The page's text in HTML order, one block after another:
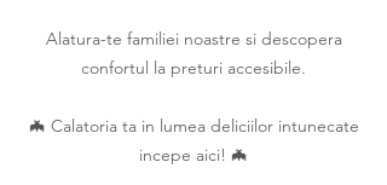
Alatura-te familiei noastre si descopera
confortul la preturi accesibile.
🦇 Calatoria ta in lumea deliciilor intunecate
incepe aici! 🦇